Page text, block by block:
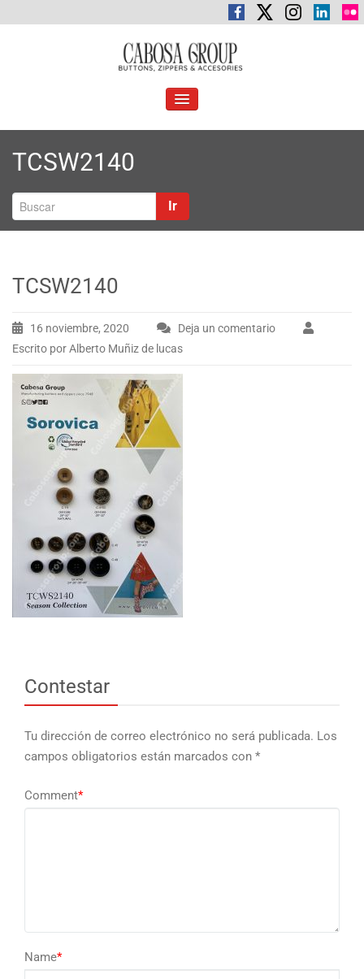
abosa Group
Botones, cremalleras y accesorios
ALTERNAR
TCSW2140
Ir
TCSW2140
16 noviembre, 2020
Deja un comentario
Escrito por Alberto Muñiz de lucas
Contestar
Tu dirección de correo electrónico no será publicada. Los
campos obligatorios están marcados con *
Comment*
Name*